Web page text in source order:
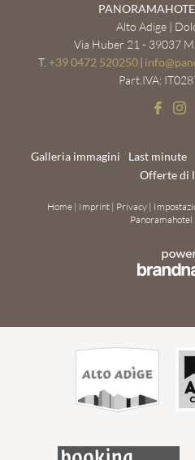
Alto Adige |
Via Huber 21 - 39037
T. +39 0472 520250 | info@
Part.IVA:
Galleria immagini Last minute
Offerte di
Home | Imprint | Privacy |